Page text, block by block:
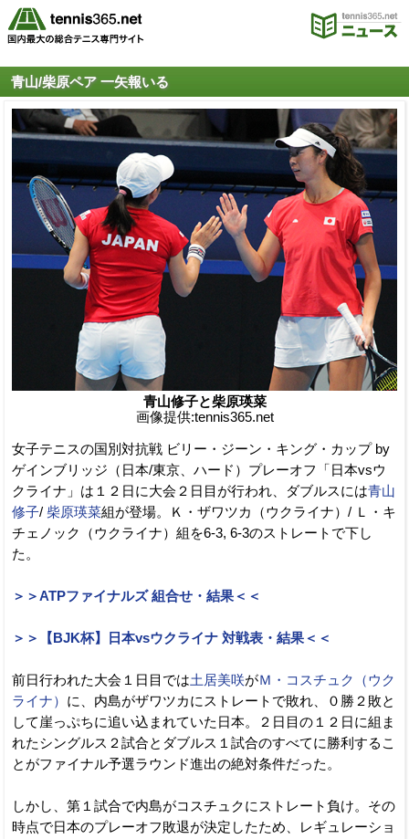
青山/柴原ペア 一矢報いる
青山修子と柴原瑛菜
画像提供:tennis365.net
女子テニスの国別対抗戦 ビリー・ジーン・キング・カップ by
ゲインブリッジ（日本/東京、ハード）プレーオフ「日本vsウ
クライナ」は１２日に大会２日目が行われ、ダブルスには青山
修子/ 柴原瑛菜組が登場。Ｋ・ザワツカ（ウクライナ）/ Ｌ・キ
チェノック（ウクライナ）組を6-3, 6-3のストレートで下し
た。
＞＞ATPファイナルズ 組合せ・結果＜＜
＞＞【BJK杯】日本vsウクライナ 対戦表・結果＜＜
前日行われた大会１日目では土居美咲がＭ・コスチュク（ウク
ライナ） に、内島がザワツカにストレートで敗れ、０勝２敗と
して崖っぷちに追い込まれていた日本。２日目の１２日に組ま
れたシングルス２試合とダブルス１試合のすべてに勝利するこ
とがファイナル予選ラウンド進出の絶対条件だった。
しかし、第１試合で内島がコスチュクにストレート負け。その
時点で日本のプレーオフ敗退が決定したため、レギュレーショ